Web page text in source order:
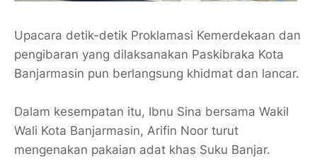
Upacara detik-detik Proklamasi Kemerdekaan dan
pengibaran yang dilaksanakan Paskibraka Kota
Banjarmasin pun berlangsung khidmat dan lancar.
Dalam kesempatan itu, Ibnu Sina bersama Wakil
Wali Kota Banjarmasin, Arifin Noor turut
mengenakan pakaian adat khas Suku Banjar.